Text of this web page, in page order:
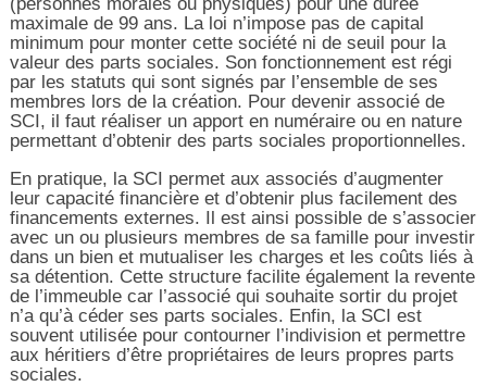
maximale de 99 ans. La loi n’impose pas de capital
minimum pour monter cette société ni de seuil pour la
valeur des parts sociales. Son fonctionnement est régi
par les statuts qui sont signés par l’ensemble de ses
membres lors de la création. Pour devenir associé de
SCI, il faut réaliser un apport en numéraire ou en nature
permettant d’obtenir des parts sociales proportionnelles.
En pratique, la SCI permet aux associés d’augmenter
leur capacité financière et d’obtenir plus facilement des
financements externes. Il est ainsi possible de s’associer
avec un ou plusieurs membres de sa famille pour investir
dans un bien et mutualiser les charges et les coûts liés à
sa détention. Cette structure facilite également la revente
de l’immeuble car l’associé qui souhaite sortir du projet
n’a qu’à céder ses parts sociales. Enfin, la SCI est
souvent utilisée pour contourner l’indivision et permettre
aux héritiers d’être propriétaires de leurs propres parts
sociales.